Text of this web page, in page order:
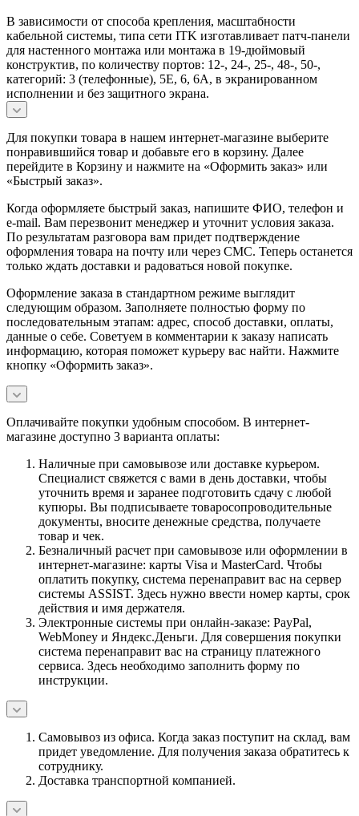
В зависимости от способа крепления, масштабности
кабельной системы, типа сети ITK изготавливает патч-панели
для настенного монтажа или монтажа в 19-дюймовый
конструктив, по количеству портов: 12-, 24-, 25-, 48-, 50-,
категорий: 3 (телефонные), 5E, 6, 6A, в экранированном
исполнении и без защитного экрана.
Для покупки товара в нашем интернет-магазине выберите
понравившийся товар и добавьте его в корзину. Далее
перейдите в Корзину и нажмите на «Оформить заказ» или
«Быстрый заказ».
Когда оформляете быстрый заказ, напишите ФИО, телефон и
e-mail. Вам перезвонит менеджер и уточнит условия заказа.
По результатам разговора вам придет подтверждение
оформления товара на почту или через СМС. Теперь останется
только ждать доставки и радоваться новой покупке.
Оформление заказа в стандартном режиме выглядит
следующим образом. Заполняете полностью форму по
последовательным этапам: адрес, способ доставки, оплаты,
данные о себе. Советуем в комментарии к заказу написать
информацию, которая поможет курьеру вас найти. Нажмите
кнопку «Оформить заказ».
Оплачивайте покупки удобным способом. В интернет-
магазине доступно 3 варианта оплаты:
Наличные при самовывозе или доставке курьером.
Специалист свяжется с вами в день доставки, чтобы
уточнить время и заранее подготовить сдачу с любой
купюры. Вы подписываете товаросопроводительные
документы, вносите денежные средства, получаете
товар и чек.
Безналичный расчет при самовывозе или оформлении в
интернет-магазине: карты Visa и MasterCard. Чтобы
оплатить покупку, система перенаправит вас на сервер
системы ASSIST. Здесь нужно ввести номер карты, срок
действия и имя держателя.
Электронные системы при онлайн-заказе: PayPal,
WebMoney и Яндекс.Деньги. Для совершения покупки
система перенаправит вас на страницу платежного
сервиса. Здесь необходимо заполнить форму по
инструкции.
Самовывоз из офиса. Когда заказ поступит на склад, вам
придет уведомление. Для получения заказа обратитесь к
сотруднику.
Доставка транспортной компанией.